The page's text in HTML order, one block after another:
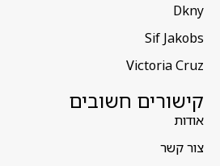
Dkny
Sif Jakobs
Victoria Cruz
קישורים חשובים
אודות
צור קשר